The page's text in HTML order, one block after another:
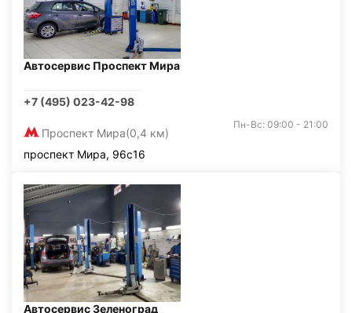
Автосервис Проспект Мира
+7 (495) 023-42-98
Проспект Мира(0,4 км)
Пн-Вс: 09:00 - 21:00
проспект Мира, 96с16
Автосервис Зеленоград